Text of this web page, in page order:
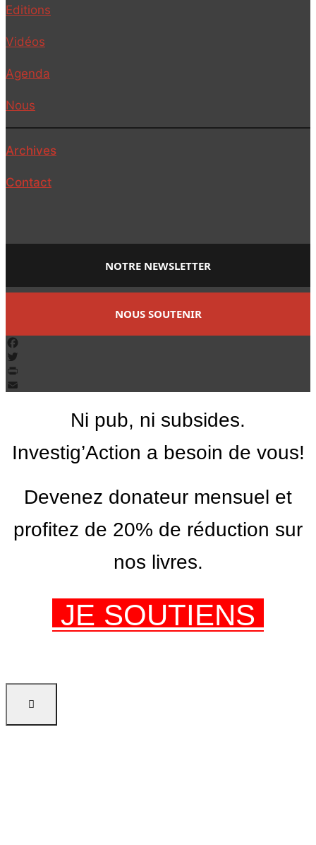
Editions
Vidéos
Agenda
Nous
Archives
Contact
NOTRE NEWSLETTER
NOUS SOUTENIR
Facebook
Twitter
PrintFriendly
Ni pub, ni subsides.
Investig’Action a besoin de vous!
Devenez donateur mensuel et
profitez de 20% de réduction sur
nos livres.
JE SOUTIENS